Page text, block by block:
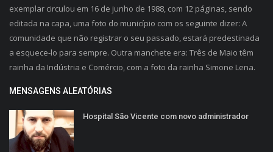
exemplar circulou em 16 de junho de 1988, com 12 páginas, sendo
editada na capa, uma foto do município com os seguinte dizer: A
comunidade que não registrar o seu passado, estará predestinada
a esquece-lo para sempre. Outra manchete era: Três de Maio têm
rainha da Indústria e Comércio, com a foto da rainha Simone Lena.
MENSAGENS ALEATÓRIAS
Hospital São Vicente com novo administrador